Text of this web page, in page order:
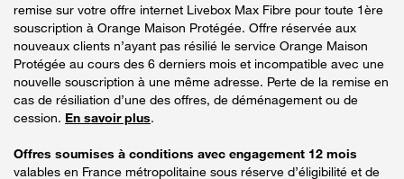
remise sur votre offre internet Livebox Max Fibre pour toute 1ère
souscription à Orange Maison Protégée. Offre réservée aux
nouveaux clients n’ayant pas résilié le service Orange Maison
Protégée au cours des 6 derniers mois et incompatible avec une
nouvelle souscription à une même adresse. Perte de la remise en
cas de résiliation d’une des offres, de déménagement ou de
cession. En savoir plus.
Offres soumises à conditions avec engagement 12 mois
valables en France métropolitaine sous réserve d’éligibilité et de